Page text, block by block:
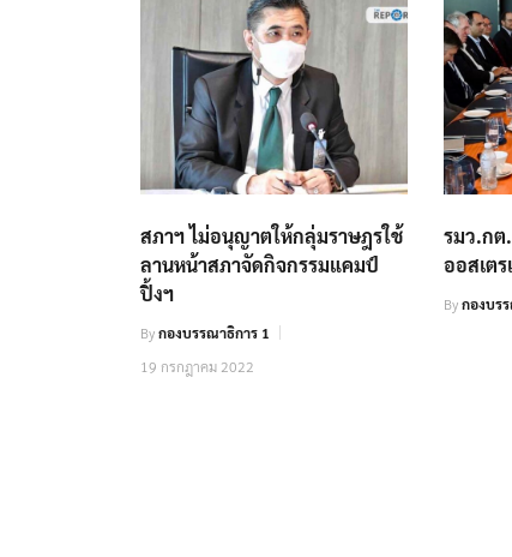
สภาฯ ไม่อนุญาตให้กลุ่มราษฎรใช้
ลานหน้าสภาจัดกิจกรรมแคมป์
ปิ้งฯ
Byกองบรรณาธิการ 1
19 กรกฎาคม 2022
รมว.กต
ออสเต
Byกองบร